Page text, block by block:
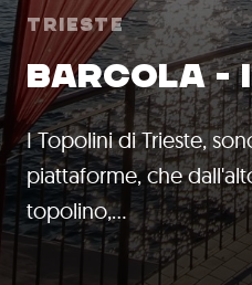
Trieste
BARCOLA -
I Topolini di Trieste,
piattaforme, che
topolino,…